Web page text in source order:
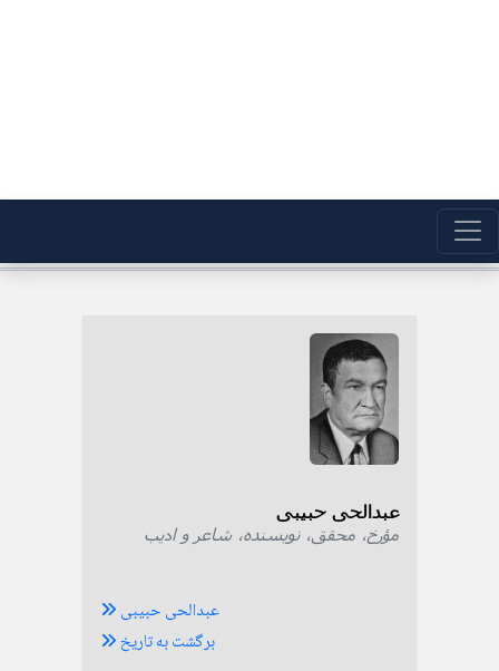
عبدالحی حبیبی
مؤرخ، محقق، نویسنده، شاعر و ادیب
عبدالحی حبیبی
برگشت به تاریخ